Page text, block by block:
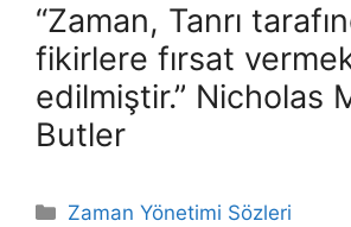
“Zaman, Tanrı
fikirlere fırsat
edilmiştir.” Nicholas
Butler
Kategoriler
Zaman Yönetimi Sözleri